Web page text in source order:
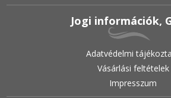
Jogi információk,
Adatvédelmi
Vásárlási feltételek
Impresszum